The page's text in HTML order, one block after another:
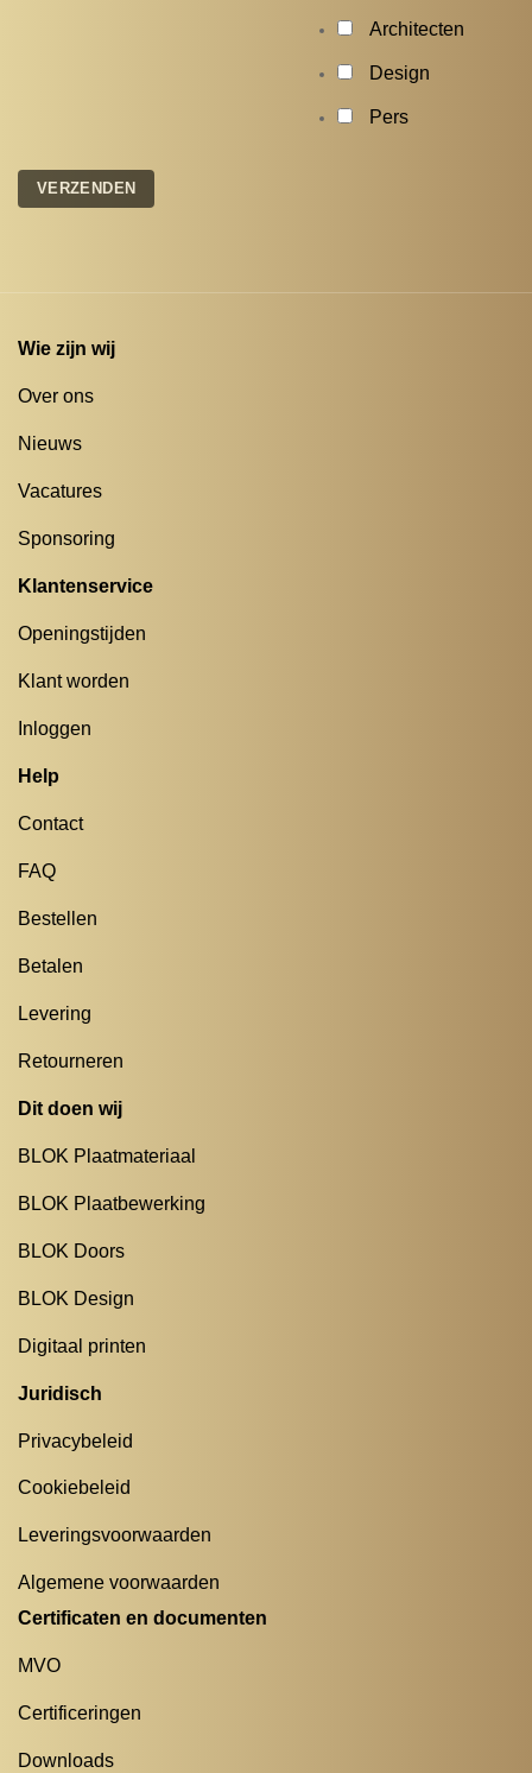
Architecten
Design
Pers
Wie zijn wij
Over ons
Nieuws
Vacatures
Sponsoring
Klantenservice
Openingstijden
Klant worden
Inloggen
Help
Contact
FAQ
Bestellen
Betalen
Levering
Retourneren
Dit doen wij
BLOK Plaatmateriaal
BLOK Plaatbewerking
BLOK Doors
BLOK Design
Digitaal printen
Juridisch
Privacybeleid
Cookiebeleid
Leveringsvoorwaarden
Algemene voorwaarden
Certificaten en documenten
MVO
Certificeringen
Downloads